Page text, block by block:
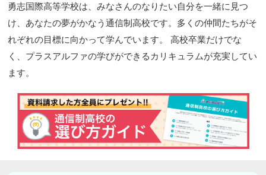
勇志国際高等学校は、みなさんのなりたい自分を一緒に見つ
け、あなたの夢がかなう通信制高校です。多くの仲間たちがそ
れぞれの目標に向かって学んでいます。 高校卒業だけでな
く、プラスアルファの学びができるカリキュラムが充実してい
ます。